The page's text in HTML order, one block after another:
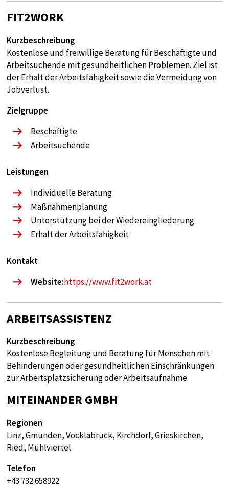
FIT2WORK
Kurzbeschreibung
Kostenlose und freiwillige Beratung für Beschäftigte und
Arbeitsuchende mit gesundheitlichen Problemen. Ziel ist
der Erhalt der Arbeitsfähigkeit sowie die Vermeidung von
Jobverlust.
Zielgruppe
Beschäftigte
Arbeitsuchende
Leistungen
Individuelle Beratung
Maßnahmenplanung
Unterstützung bei der Wiedereingliederung
Erhalt der Arbeitsfähigkeit
Kontakt
Website:https://www.fit2work.at
ARBEITSASSISTENZ
Kurzbeschreibung
Kostenlose Begleitung und Beratung für Menschen mit
Behinderungen oder gesundheitlichen Einschränkungen
zur Arbeitsplatzsicherung oder Arbeitsaufnahme.
MITEINANDER GMBH
Regionen
Linz, Gmunden, Vöcklabruck, Kirchdorf, Grieskirchen,
Ried, Mühlviertel
Telefon
+43 732 658922